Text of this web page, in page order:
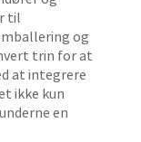
til
og
trin for at
at integrere
ikke kun
en